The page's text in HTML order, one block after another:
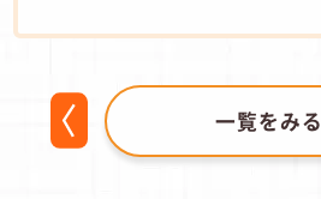
一覧をみる